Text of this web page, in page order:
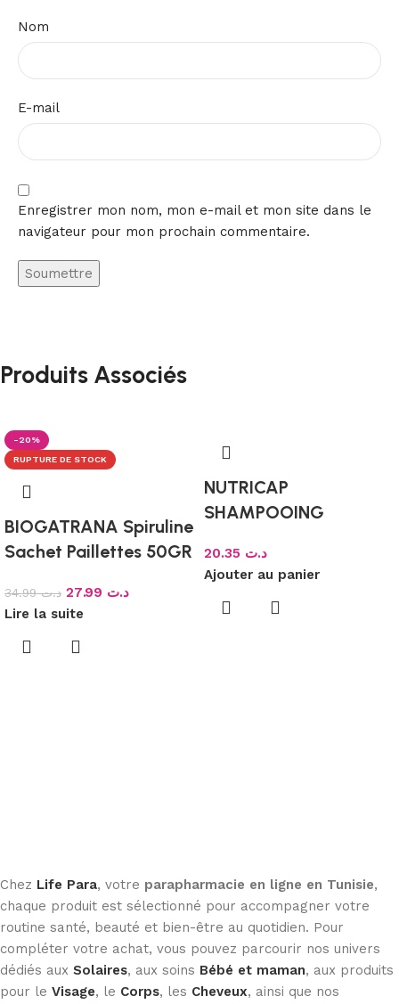
Nom
E-mail
Enregistrer mon nom, mon e-mail et mon site dans le
navigateur pour mon prochain commentaire.
Produits Associés
-20%
RUPTURE DE STOCK
BIOGATRANA Spiruline
Sachet Paillettes 50GR
د.ت34.99 د.ت
Lire la suite
NUTRICAP
SHAMPOOING
200ML
د.ت
Ajouter au panier
Chez Life Para, votre parapharmacie en ligne en Tunisie,
chaque produit est sélectionné pour accompagner votre
routine santé, beauté et bien-être au quotidien. Pour
compléter votre achat, vous pouvez parcourir nos univers
dédiés aux Solaires, aux soins Bébé et maman, aux produits
pour le Visage, le Corps, les Cheveux, ainsi que nos